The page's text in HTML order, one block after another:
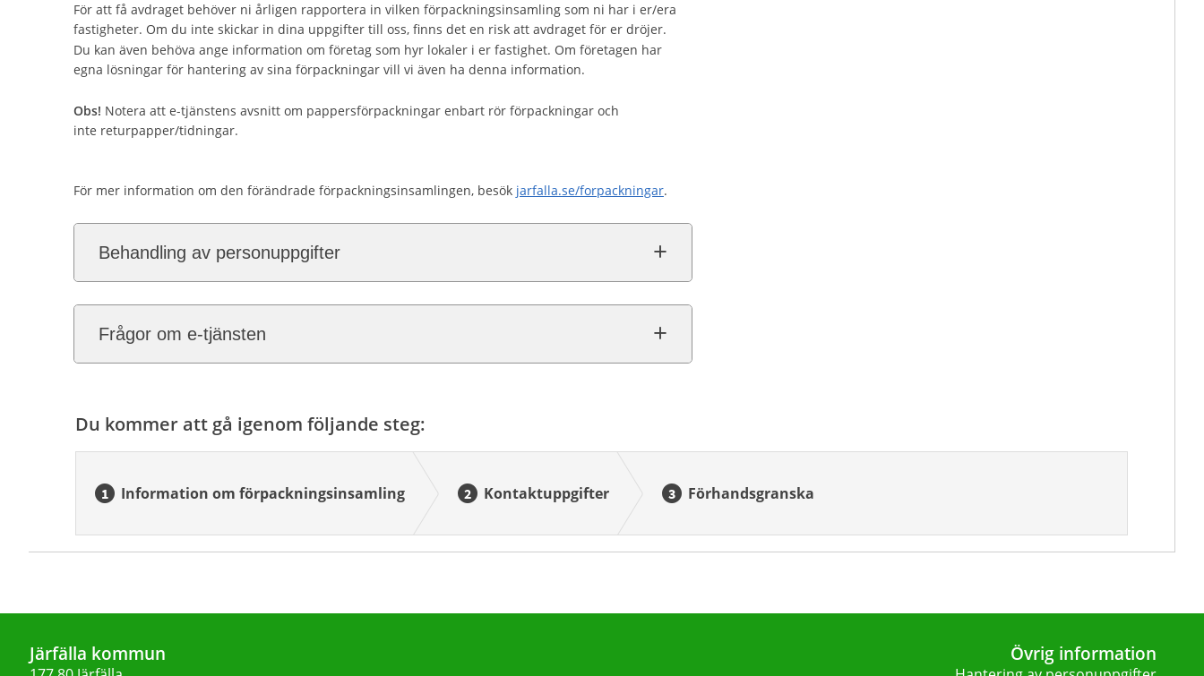
För att få avdraget behöver ni årligen rapportera in vilken förpackningsinsamling som ni har i er/era
fastigheter. Om du inte skickar in dina uppgifter till oss, finns det en risk att avdraget för er dröjer.
Du kan även behöva ange information om företag som hyr lokaler i er fastighet. Om företagen har
egna lösningar för hantering av sina förpackningar vill vi även ha denna information.
Obs! Notera att e-tjänstens avsnitt om pappersförpackningar enbart rör förpackningar och
inte returpapper/tidningar.
För mer information om den förändrade förpackningsinsamlingen, besök jarfalla.se/forpackningar.
Behandling av personuppgifter
Frågor om e-tjänsten
Du kommer att gå igenom följande steg:
Information om förpackningsinsamling Kontaktuppgifter Förhandsgranska
Järfälla kommun Övrig information